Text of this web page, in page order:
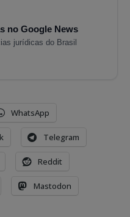
no Google News
jurídicas do Brasil
WhatsApp
Telegram
Reddit
Mastodon